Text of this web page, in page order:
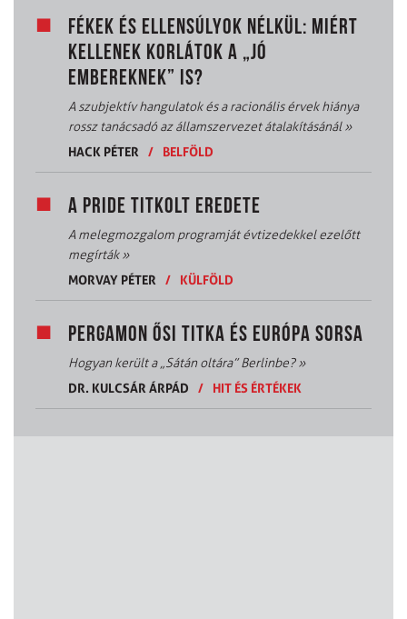
FÉKEK ÉS ELLENSÚLYOK NÉLKÜL: MIÉRT
KELLENEK KORLÁTOK A „JÓ
EMBEREKNEK” IS?
A szubjektív hangulatok és a racionális érvek hiánya
rossz tanácsadó az államszervezet átalakításánál»
HACK PÉTER
/ BELFÖLD
A PRIDE TITKOLT EREDETE
A melegmozgalom programját évtizedekkel ezelőtt
megírták»
MORVAY PÉTER
/ KÜLFÖLD
PERGAMON ŐSI TITKA ÉS EURÓPA SORSA
Hogyan került a „Sátán oltára” Berlinbe?»
DR. KULCSÁR ÁRPÁD
/ HIT ÉS ÉRTÉKEK